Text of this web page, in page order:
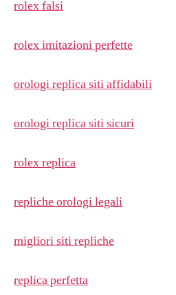
rolex falsi
rolex imitazioni perfette
orologi replica siti affidabili
orologi replica siti sicuri
rolex replica
repliche orologi legali
migliori siti repliche
replica perfetta